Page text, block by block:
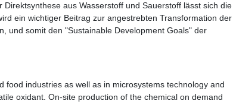
aus Wasserstoff und Sauerstoff lässt sich die
ein wichtiger Beitrag zur angestrebten Transformation der
und somit den "Sustainable Development Goals" der
industries as well as in microsystems technology and
oxidant. On-site production of the chemical on demand